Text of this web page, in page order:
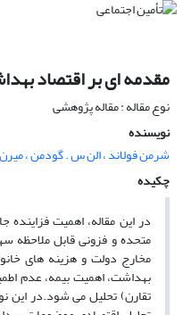
مقدمه ای بر اقتصاد
نوع مقاله : مقاله پژوهشی
نویسنده
شرمن فولاند ، الن س . گودمن ،
چکیده
در این مقاله، اهمیت فزاینده
متحده و فزونی قابل ملاحظه
مخارج دولت و هزینه های
بهداشت، اهمیت بیمه، عدم
تقارن) تحلیل می شود.در این